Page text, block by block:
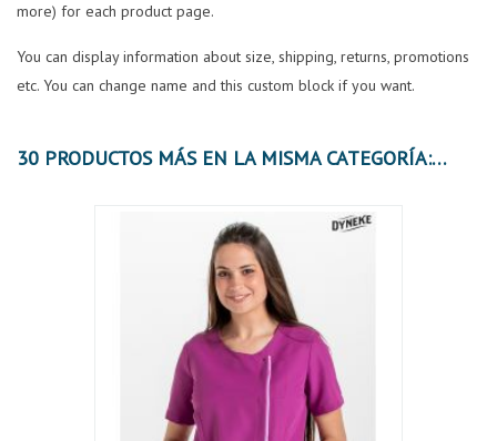
more) for each product page.
You can display information about size, shipping, returns, promotions
etc. You can change name and this custom block if you want.
30 PRODUCTOS MÁS EN LA MISMA CATEGORÍA: